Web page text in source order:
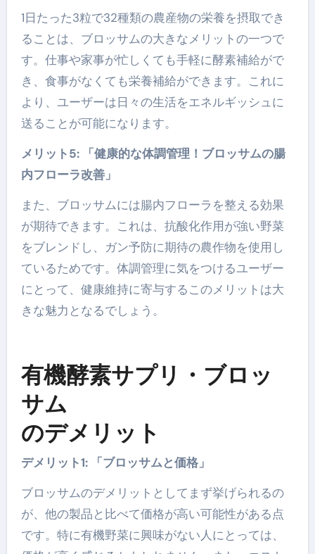
1日たった3粒で32種類の農産物の栄養を摂取でき
ることは、ブロッサムの大きなメリットの一つで
す。仕事や家事が忙しくても手軽に酵素補給がで
き、食事がなくても栄養補給ができます。これに
より、ユーザーは日々の生活をエネルギッシュに
送ることが可能になります。
メリット5: 「健康的な体調管理！ブロッサムの腸
内フローラ改善」
また、ブロッサムには腸内フローラを整える効果
が期待できます。これは、抗酸化作用が強い野菜
をブレンドし、ガン予防に期待の農作物を使用し
ているためです。体調管理に気をつけるユーザー
にとって、健康維持に寄与するこのメリットは大
きな魅力となるでしょう。
有機酵素サプリ・ブロッ
サム
のデメリット
デメリット1: 「ブロッサムと価格」
ブロッサムのデメリットとしてまず挙げられるの
が、他の製品と比べて価格が高い可能性がある点
です。特に有機野菜に興味がない人にとっては、